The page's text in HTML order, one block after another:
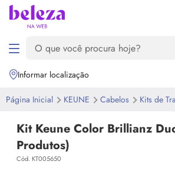
Informar localização
Página Inicial KEUNE Cabelos Kits de
Kit Keune Color Brillianz
Produtos)
Cód. KT005650